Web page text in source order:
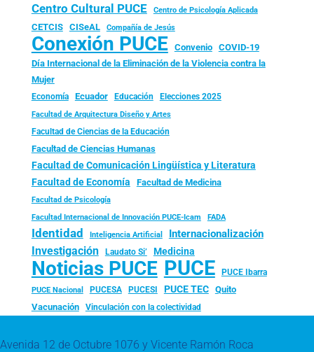
Centro Cultural PUCE Centro de Psicología Aplicada
CETCIS CISeAL Compañía de Jesús
Conexión PUCE Convenio
COVID-19
Día Internacional de la Eliminación de la Violencia contra la
Mujer
Economía Ecuador Educación Elecciones 2025
Facultad de Arquitectura Diseño y Artes
Facultad de Ciencias de la Educación
Facultad de Ciencias Humanas
Facultad de Comunicación Lingüística y Literatura
Facultad de Economía Facultad de Medicina
Facultad de Psicología
Facultad Internacional de Innovación PUCE-Icam FADA
Identidad Inteligencia Artificial Internacionalización
Investigación Laudato Si’ Medicina
Noticias PUCE PUCE PUCE Ibarra
PUCE Nacional PUCESA PUCESI PUCE TEC
Quito
Vacunación
Vinculación con la colectividad
Avenida 12 de Octubre 1076 y Vicente Ramón Roca